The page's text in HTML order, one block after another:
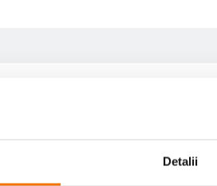
Detalii